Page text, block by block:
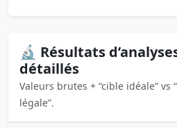
🔬 Résultats
détaillés
Valeurs brutes + “cible idéale” vs
légale”.